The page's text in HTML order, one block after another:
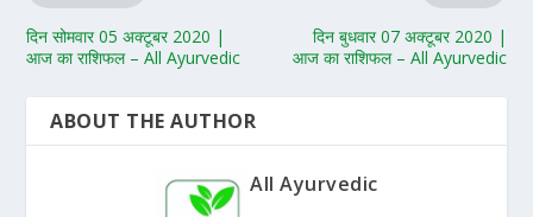
दिन सोमवार 05 अक्टूबर 2020 |
आज का राशिफल – All Ayurvedic
दिन बुधवार 07 अक्टूबर 2020 |
आज का राशिफल – All Ayurvedic
ABOUT THE AUTHOR
All Ayurvedic